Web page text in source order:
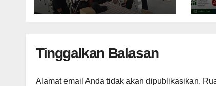
Tinggalkan Balasan
Alamat email Anda tidak akan dipublikasikan.